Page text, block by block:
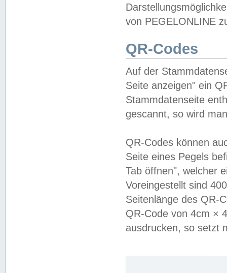
von PEGELONLINE
QR-Codes
Auf der
Seite anzeigen" ein
Stammdatenseite
gescannt, so wird
QR-Codes können
Seite eines Pegels
Tab öffnen", welcher
Voreingestellt sind
Seitenlänge des QR-
QR-Code von 4cm ×
ausdrucken, so setzt